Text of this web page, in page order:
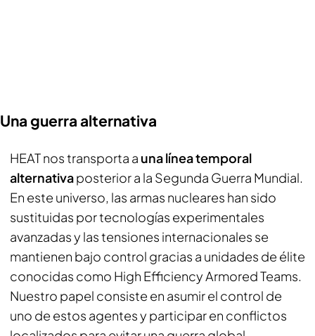
Una guerra alternativa
HEAT nos transporta a una línea temporal
alternativaposterior a la Segunda Guerra Mundial.
En este universo, las armas nucleares han sido
sustituidas por tecnologías experimentales
avanzadas y las tensiones internacionales se
mantienen bajo control gracias a unidades de élite
conocidas como High Efficiency Armored Teams.
Nuestro papel consiste en asumir el control de
uno de estos agentes y participar en conflictos